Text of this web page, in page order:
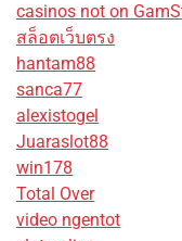
casinos not on
สล็อตเว็บตรง
hantam88
sanca77
alexistogel
Juaraslot88
win178
Total Over
video ngentot